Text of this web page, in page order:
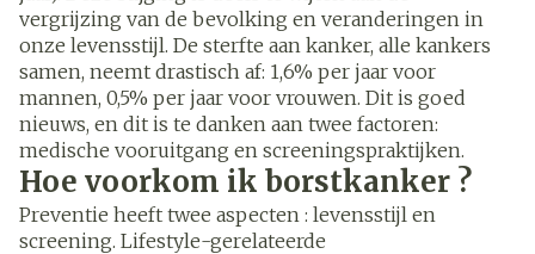
vergrijzing van de bevolking en veranderingen in
onze levensstijl. De sterfte aan kanker, alle kankers
samen, neemt drastisch af: 1,6% per jaar voor
mannen, 0,5% per jaar voor vrouwen. Dit is goed
nieuws, en dit is te danken aan twee factoren:
medische vooruitgang en screeningspraktijken.
Hoe voorkom ik borstkanker ?
Preventie heeft twee aspecten : levensstijl en
screening. Lifestyle-gerelateerde